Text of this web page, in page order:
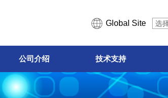
Global Site 选
公司介绍 技术支持